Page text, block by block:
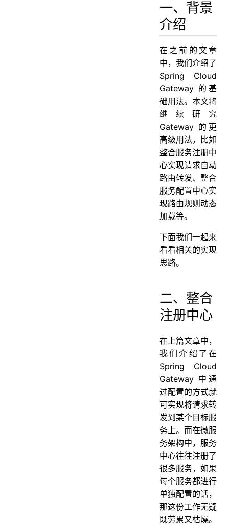
2.2、修改配置文件
2.3、构建业务微服务
2.4、服务测试
三、整合配置中心
3.1、构建服务网关
3.2、修改配置文件
3.3、服务测试
四、小结
五、参考
一、背景
介绍
在之前的文章
中，我们介绍了
Spring Cloud
Gateway 的基
础用法。本文将
继续研究
Gateway 的更
高级用法，比如
整合服务注册中
心实现请求自动
路由转发、整合
服务配置中心实
现路由规则动态
加载等。
下面我们一起来
看看相关的实现
思路。
二、整合
注册中心
在上篇文章中，
我们介绍了在
Spring Cloud
Gateway 中通
过配置的方式就
可实现将请求转
发到某个目标服
务上。而在微服
务架构中，服务
中心往往注册了
很多服务，如果
每个服务都进行
单独配置的话，
那这份工作无疑
既劳累又枯燥。